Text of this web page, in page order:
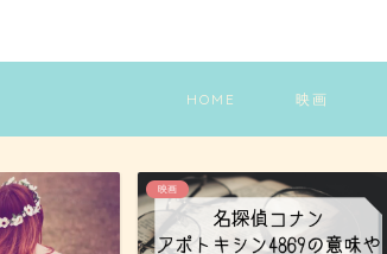
HOME 映画
映画